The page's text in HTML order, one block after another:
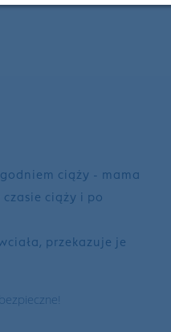
ciąży - mama
ciąży i po
przekazuje je